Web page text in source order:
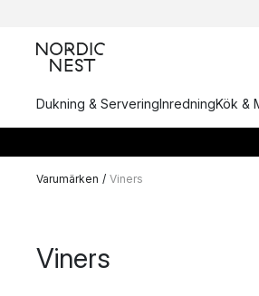
Dukning & ServeringInredningKök &
Varumärken / Viners
Viners